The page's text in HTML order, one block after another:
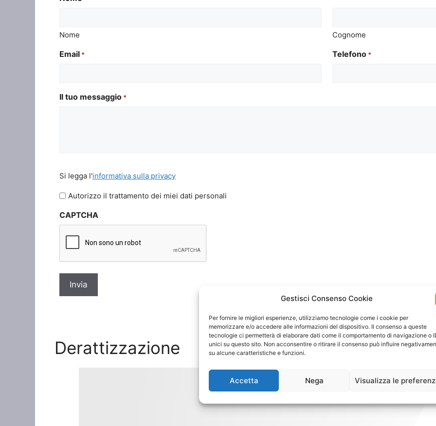
Gestisci Consenso Cookie
Per fornire le migliori esperienze, utilizziamo tecnologie come i cookie per
memorizzare e/o accedere alle informazioni del dispositivo. Il consenso a queste
tecnologie ci permetterà di elaborare dati come il comportamento di navigazione o
unici su questo sito. Non acconsentire o ritirare il consenso può influire
su alcune caratteristiche e funzioni.
Accetta Nega Visualizza le
Nome Cognome
Email * Telefono *
Il tuo messaggio *
legga
l'informativa
privacy
Si legga l'informativa sulla privacy
Autorizzo il trattamento dei miei dati personali
CAPTCHA
Derattizzazione